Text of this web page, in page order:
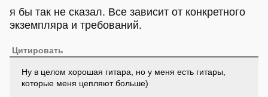
я бы так не сказал. Все зависит от конкретного
экземпляра и требований.
Цитировать
Ну в целом хорошая гитара, но у меня есть гитары,
которые меня цепляют больше)